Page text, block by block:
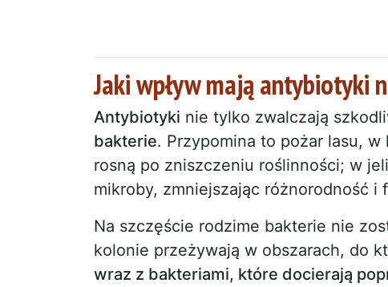
Jaki wpływ mają antybiotyki
Antybiotyki nie tylko zwalczają
bakterie. Przypomina to pożar lasu,
rosną po zniszczeniu roślinności; w
mikroby, zmniejszając różnorodność i
Na szczęście rodzime bakterie nie
kolonie przeżywają w obszarach, do
wraz z bakteriami, które docierają